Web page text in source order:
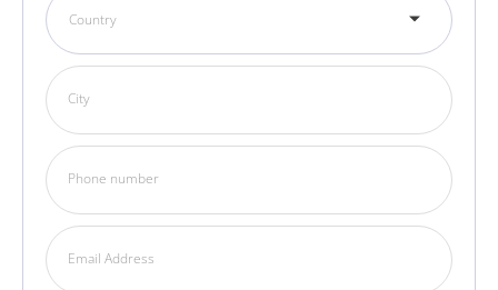
Country
City
Phone number
Email Address